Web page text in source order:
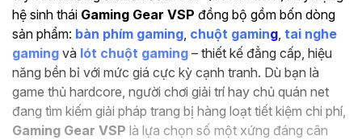
hệ sinh thái Gaming Gear VSP đồng bộ gồm bốn dòng
sản phẩm: bàn phím gaming chuột gaming tai nghe
gaming và lót chuột gaming – thiết kế đẳng cấp, hiệu
năng bền bỉ với mức giá cực kỳ cạnh tranh. Dù bạn là
game thủ hardcore, người chơi giải trí hay chủ quán net
đang tìm kiếm giải pháp trang bị hàng loạt tiết kiệm chi phí,
Gaming Gear VSP là lựa chọn số một xứng đáng cân